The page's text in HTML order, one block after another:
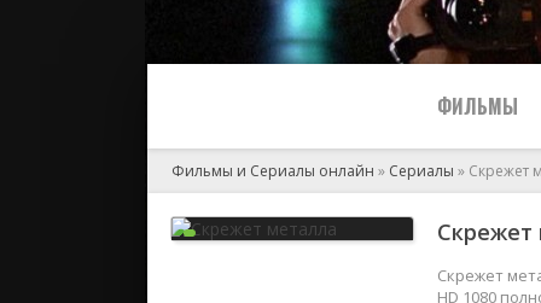
ФИЛЬМЫ
2024
Фильмы и Сериалы онлайн » Сериалы » Скрежет
Скрежет
Скрежет
HD 1080